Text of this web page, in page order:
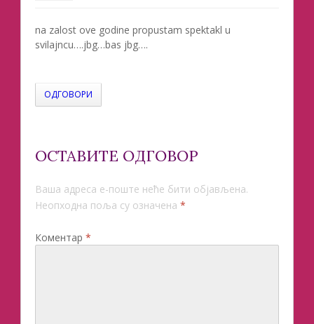
na zalost ove godine propustam spektakl u
svilajncu….jbg…bas jbg….
ОДГОВОРИ
ОСТАВИТЕ ОДГОВОР
Ваша адреса е-поште неће бити објављена.
Неопходна поља су означена *
Коментар *